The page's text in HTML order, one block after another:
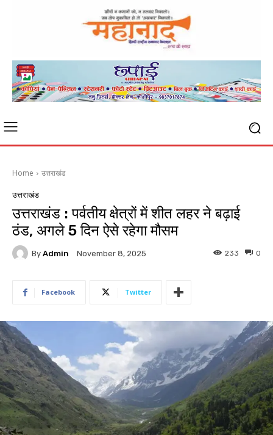
Home उत्तराखंड
उत्तराखंड
उत्तराखंड : पर्वतीय क्षेत्रों में शीत लहर ने बढ़ाई
ठंड, अगले 5 दिन ऐसे रहेगा मौसम
By Admin November 8, 2025 0
233
Facebook Twitter